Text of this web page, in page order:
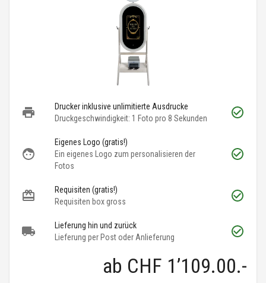
Drucker inklusive unlimitierte Ausdrucke
Druckgeschwindigkeit: 1 Foto pro 8 Sekunden
Eigenes Logo (gratis!)
Ein eigenes Logo zum personalisieren der
Fotos
Requisiten (gratis!)
Requisiten box gross
Lieferung hin und zurück
Lieferung per Post oder Anlieferung
ab CHF 1’109.00.-